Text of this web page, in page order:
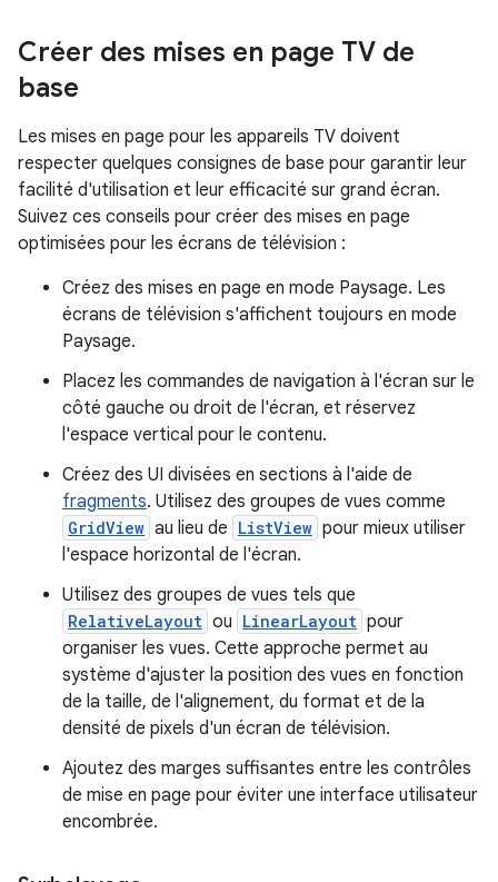
Créer des mises en page TV de
base
Les mises en page pour les appareils TV doivent
respecter quelques consignes de base pour garantir leur
facilité d'utilisation et leur efficacité sur grand écran.
Suivez ces conseils pour créer des mises en page
optimisées pour les écrans de télévision :
Créez des mises en page en mode Paysage. Les
écrans de télévision s'affichent toujours en mode
Paysage.
Placez les commandes de navigation à l'écran sur le
côté gauche ou droit de l'écran, et réservez
l'espace vertical pour le contenu.
Créez des UI divisées en sections à l'aide de
fragments. Utilisez des groupes de vues comme
GridView au lieu de ListView pour mieux utiliser
l'espace horizontal de l'écran.
Utilisez des groupes de vues tels que
RelativeLayout ou LinearLayout pour
organiser les vues. Cette approche permet au
système d'ajuster la position des vues en fonction
de la taille, de l'alignement, du format et de la
densité de pixels d'un écran de télévision.
Ajoutez des marges suffisantes entre les contrôles
de mise en page pour éviter une interface utilisateur
encombrée.